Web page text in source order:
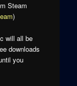
Steam
)
will all be
downloads
you